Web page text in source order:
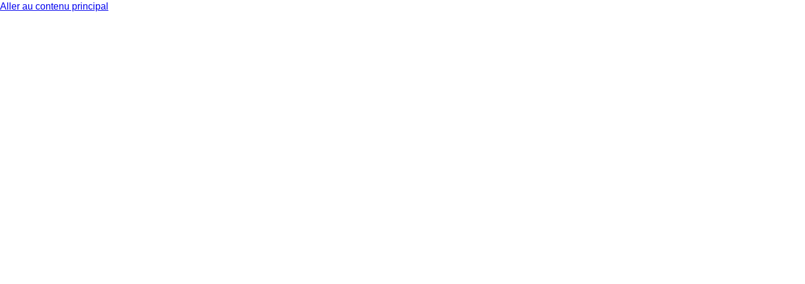
Aller au contenu principal